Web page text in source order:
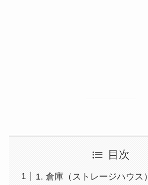
目次
1. 倉庫（ストレージハウス）